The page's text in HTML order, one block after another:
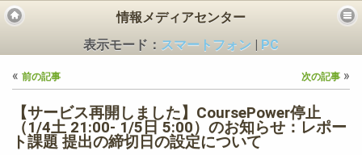
情報メディアセンター
表示モード： スマートフォン
PC
« 前の記事 次の記事 »
【サービス再開しました】CoursePower停止
（1/4土 21:00- 1/5日 5:00）のお知らせ：レポー
ト課題 提出の締切日の設定について